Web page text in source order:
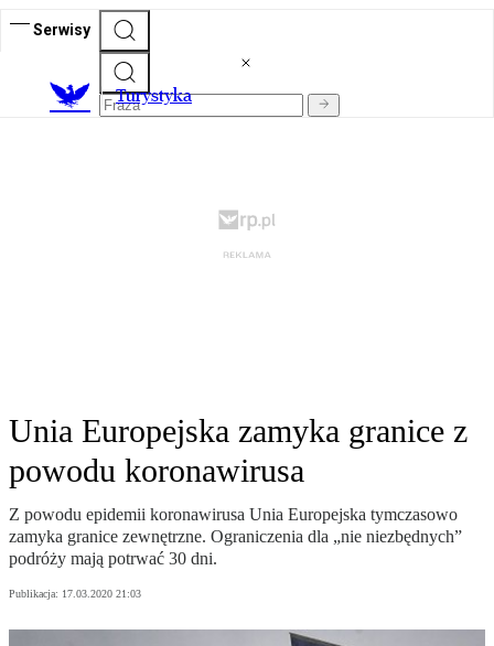
Serwisy
Turystyka
Unia Europejska zamyka granice z
powodu koronawirusa
Z powodu epidemii koronawirusa Unia Europejska tymczasowo
zamyka granice zewnętrzne. Ograniczenia dla „nie niezbędnych”
podróży mają potrwać 30 dni.
Publikacja: 17.03.2020 21:03